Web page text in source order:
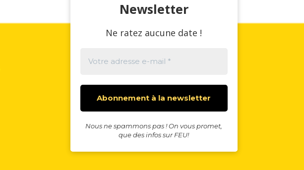
Newsletter
Ne ratez aucune date !
Nous ne spammons pas ! On vous promet,
que des infos sur FEU!